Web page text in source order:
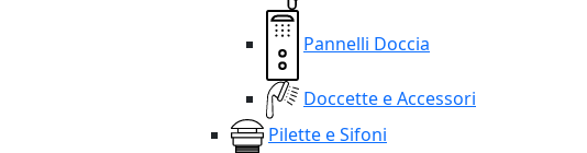
Pannelli Doccia
Doccette e Accessori
Pilette e Sifoni